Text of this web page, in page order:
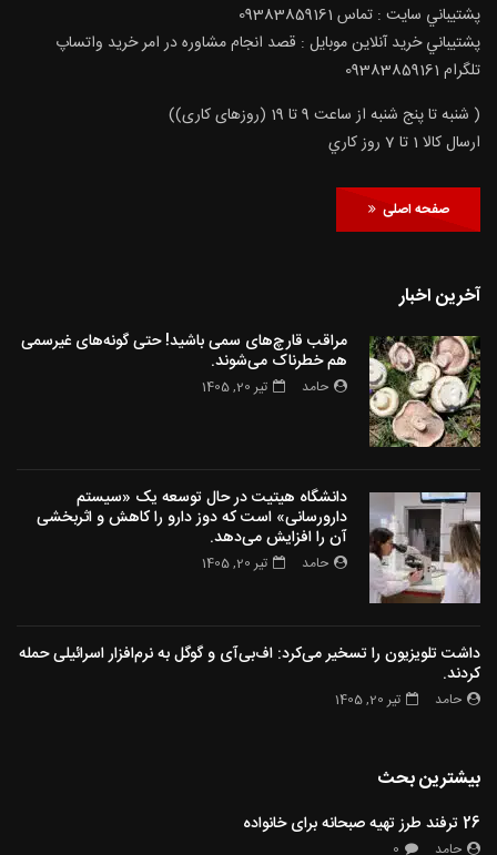
پشتيباني سايت : تماس 09383859161
پشتيباني خريد آنلاين موبايل : قصد انجام مشاوره در امر خرید واتساپ
تلگرام 09383859161
( شنبه تا پنج شنبه از ساعت 9 تا 19 (روزهای کاری))
ارسال كالا 1 تا 7 روز كاري
صفحه اصلی
آخرین اخبار
مراقب قارچ‌های سمی باشید! حتی گونه‌های غیرسمی
هم خطرناک می‌شوند.
حامد تیر 20, 1405
دانشگاه هیتیت در حال توسعه یک «سیستم
دارورسانی» است که دوز دارو را کاهش و اثربخشی
آن را افزایش می‌دهد.
حامد تیر 20, 1405
داشت تلویزیون را تسخیر می‌کرد: اف‌بی‌آی و گوگل به نرم‌افزار اسرائیلی حمله
کردند.
حامد تیر 20, 1405
بیشترین بحث
26 ترفند طرز تهیه صبحانه برای خانواده
حامد 0